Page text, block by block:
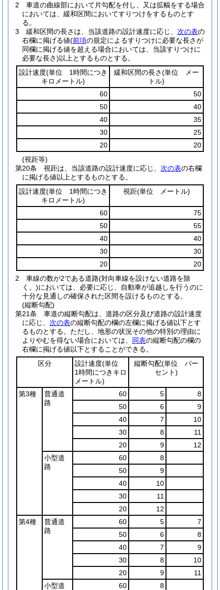
2
車道の曲線部において片勾配を付し、又は拡幅をする場合
においては、緩和区間においてすりつけをするものとす
る。
3
緩和区間の長さは、当該道路の設計速度に応じ、 次の表の
右欄に掲げる値(前項の規定によるすりつけに必要な長さが
同欄に掲げる値を超える場合においては、当該すりつけに
必要な長さ)以上とするものとする。
設計速度(単位 1時間につき
キロメートル)
緩和区間の長さ(単位 メー
トル)
60
50
50
40
40
35
30
25
20
20
(視距等)
第20条
視距は、当該道路の設計速度に応じ、 次の表の右欄
に掲げる値以上とするものとする。
設計速度(単位 1時間につき
キロメートル)
視距(単位 メートル)
60
75
50
55
40
40
30
30
20
20
2
車線の数が2である道路(対向車線を設けない道路を除
く。)においては、必要に応じ、自動車が追越しを行うのに
十分な見通しの確保された区間を設けるものとする。
(縦断勾配)
第21条
車道の縦断勾配は、道路の区分及び道路の設計速度
に応じ、 次の表の縦断勾配の欄の左欄に掲げる値以下とす
るものとする。 ただし、地形の状況その他の特別の理由に
よりやむを得ない場合においては、 同表の縦断勾配の欄の
右欄に掲げる値以下とすることができる。
区分
設計速度(単位
1時間につきキロ
メートル)
縦断勾配(単位 パー
セント)
第3種
普通道
路
60 5
8
50
6
9
40
7
10
30
8
11
20
9
12
小型道
路
60
8
50
9
40
10
30
11
20
12
第4種
普通道
路
60 5
7
50
6
8
40
7
9
30
8
10
20
9
11
小型道
60
8